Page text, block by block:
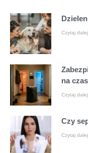
Czytaj
na
Czytaj
Czy
Czytaj